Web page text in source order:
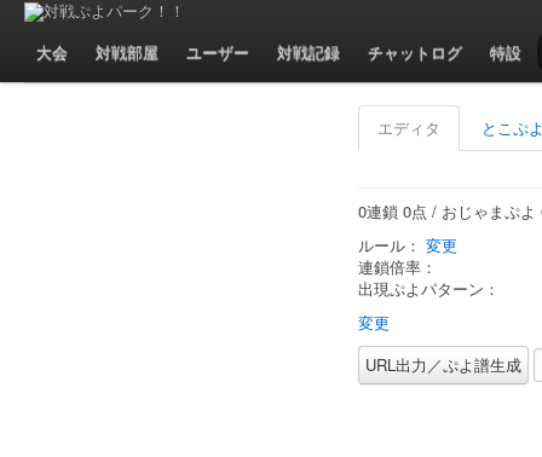
大会 対戦部屋 ユーザー 対戦記録 チャットログ 特設
ぷよぷよ連鎖シミュレータ
エディタ とこぷ
0連鎖 0点 / おじゃまぷよ
ルール： 変更
連鎖倍率：
出現ぷよパターン：
変更